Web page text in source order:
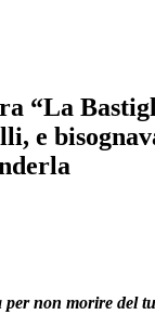
“La
e
per non morire del